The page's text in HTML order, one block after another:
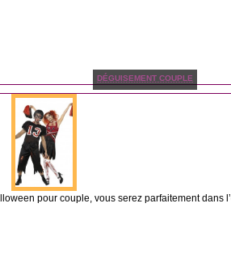
DÉGUISEMENT COUPLE
pour couple, vous serez parfaitement dans